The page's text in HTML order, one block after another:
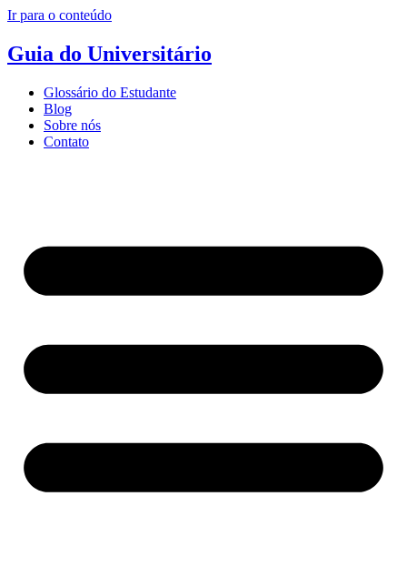
Ir para o conteúdo
Guia do Universitário
Glossário do Estudante
Blog
Sobre nós
Contato